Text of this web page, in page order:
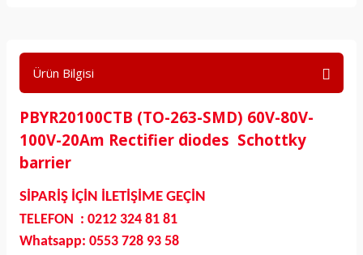
Ürün Bilgisi
PBYR20100CTB (TO-263-SMD) 60V-80V-
100V-20Am Rectifier diodes Schottky
barrier
SİPARİŞ İÇİN İLETİŞİME GEÇİN
TELEFON : 0212 324 81 81
Whatsapp: 0553 728 93 58